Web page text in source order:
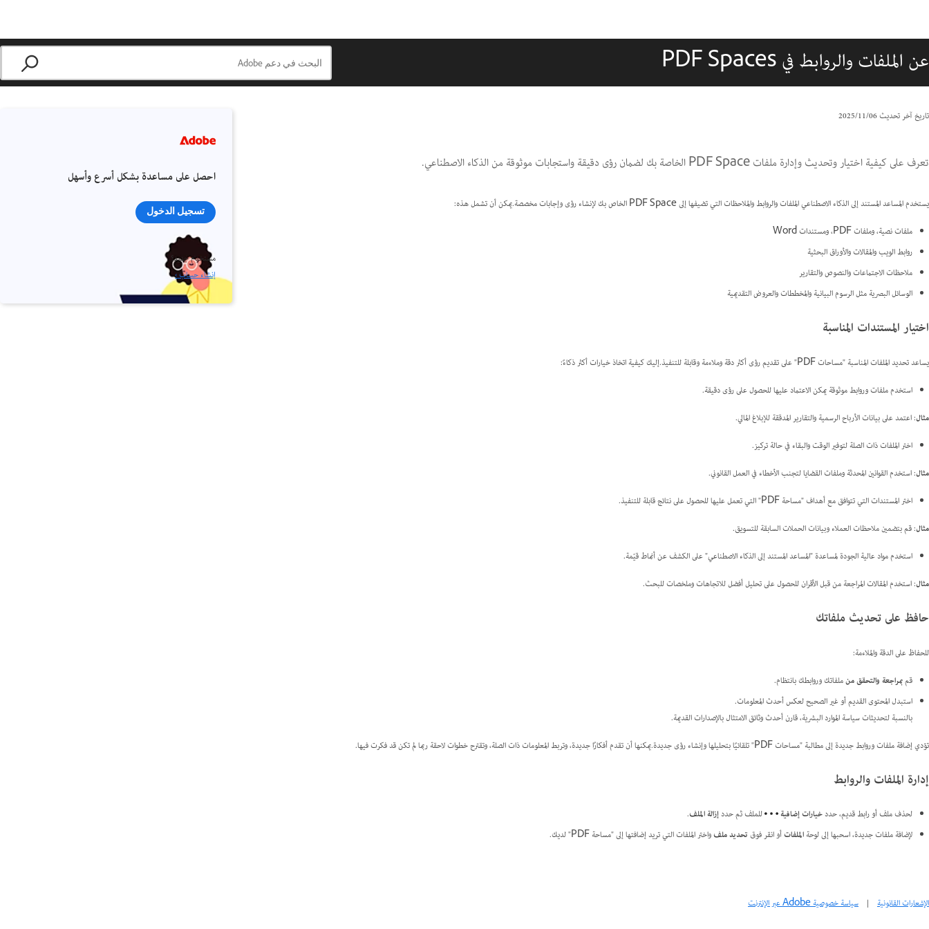
عن الملفات والروابط في PDF Spaces
تاريخ آخر تحديث06‏/11‏/2025
تعرف على كيفية اختيار وتحديث وإدارة ملفات PDF Space الخاصة بك لضمان رؤى دقيقة واستجابات موثوقة من الذكاء الاصطناعي.
يستخدم المساعد المستند إلى الذكاء الاصطناعي الملفات والروابط والملاحظات التي تضيفها إلى PDF Space الخاص بك لإنشاء رؤى وإجابات مخصصة.يمكن أن تشمل هذه:
ملفات نصية، وملفات PDF، ومستندات Word
روابط الويب والمقالات والأوراق البحثية
ملاحظات الاجتماعات والنصوص والتقارير
الوسائل البصرية مثل الرسوم البيانية والمخططات والعروض التقديمية
اختيار المستندات المناسبة
يساعد تحديد الملفات المناسبة "مساحات PDF" على تقديم رؤى أكثر دقة وملاءمة وقابلة للتنفيذ.إليك كيفية اتخاذ خيارات أكثر ذكاءً:
استخدم ملفات وروابط موثوقة يمكن الاعتماد عليها للحصول على رؤى دقيقة.
مثال: اعتمد على بيانات الأرباح الرسمية والتقارير المدققة للإبلاغ المالي.
اختر الملفات ذات الصلة لتوفير الوقت والبقاء في حالة تركيز.
مثال: استخدم القوانين المحدثة وملفات القضايا لتجنب الأخطاء في العمل القانوني.
اختر المستندات التي تتوافق مع أهداف "مساحة PDF" التي تعمل عليها للحصول على نتائج قابلة للتنفيذ.
مثال: قم بتضمين ملاحظات العملاء وبيانات الحملات السابقة للتسويق.
استخدم مواد عالية الجودة لمساعدة "المساعد المستند إلى الذكاء الاصطناعي" على الكشف عن أنماط قيّمة.
مثال: استخدم المقالات المراجعة من قبل الأقران للحصول على تحليل أفضل للاتجاهات وملخصات للبحث.
حافظ على تحديث ملفاتك
للحفاظ على الدقة والملاءمة:
قمبمراجعة والتحقق منملفاتك وروابطك بانتظام.
استبدل المحتوى القديم أو غير الصحيح لعكس أحدث المعلومات.
بالنسبة لتحديثات سياسة الموارد البشرية، قارن أحدث وثائق الامتثال بالإصدارات القديمة.
تؤدي إضافة ملفات وروابط جديدة إلى مطالبة "مساحات PDF" تلقائيًا بتحليلها وإنشاء رؤى جديدة.يمكنها أن تقدم أفكارًا جديدة، وتربط المعلومات ذات الصلة، وتقترح خطوات لاحقة ربما لم تكن قد فكرت فيها.
إدارة الملفات والروابط
لحذف ملف أو رابط قديم، حددخيارات إضافية للملف ثم حددإزالة الملف.
لإضافة ملفات جديدة، اسحبها إلى لوحةالملفاتأو انقر فوقتحديد ملفواختر الملفات التي تريد إضافتها إلى "مساحة PDF" لديك.
احصل على مساعدة بشكل أسرع وأسهل
تسجيل الدخول
مستخدم جديد؟
إنشاء حساب ›
الإشعارات القانونية | سياسة خصوصية Adobe عبر الإنترنت